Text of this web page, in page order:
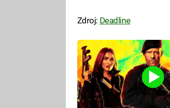
Zdroj: Deadline